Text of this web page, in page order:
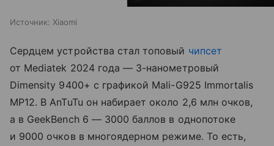
Источник: Xiaomi
Сердцем устройства стал топовый чипсет
от Mediatek 2024 года — 3-нанометровый
Dimensity 9400+ с графикой Mali-G925 Immortalis
MP12. В AnTuTu он набирает около 2,6 млн очков,
а в GeekBench 6 — 3000 баллов в однопотоке
и 9000 очков в многоядерном режиме. То есть,